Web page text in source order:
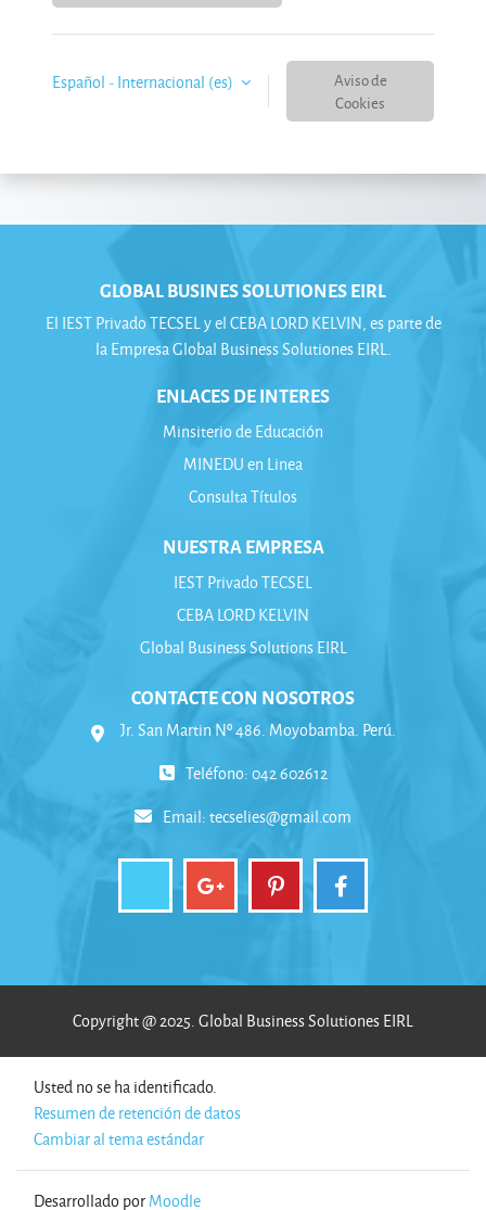
Español - Internacional ‎(es)‎
Aviso de
Cookies
GLOBAL BUSINES SOLUTIONES EIRL
El IEST Privado TECSEL y el CEBA LORD KELVIN, es parte de
la Empresa Global Business Solutiones EIRL.
ENLACES DE INTERES
Minsiterio de Educación
MINEDU en Linea
Consulta Títulos
NUESTRA EMPRESA
IEST Privado TECSEL
CEBA LORD KELVIN
Global Business Solutions EIRL
CONTACTE CON NOSOTROS
Jr. San Martin Nº 486. Moyobamba. Perú.
Teléfono: 042 602612
Email:tecselies@gmail.com
Copyright @ 2025. Global Business Solutiones EIRL
Usted no se ha identificado.
Resumen de retención de datos
Cambiar al tema estándar
Desarrollado porMoodle